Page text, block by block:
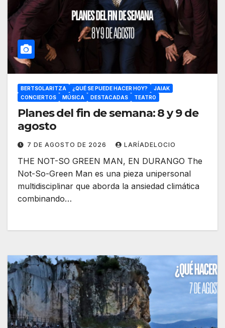
BERTSOLARITZA ¿QUÉ SE PUEDE HACER HOY?
JAIAK
CONCIERTOS
MÚSICA DESTACADAS TEATRO
Planes del fin de semana: 8 y 9 de
agosto
7 DE AGOSTO DE 2026 LARÍADELOCIO
THE NOT-SO GREEN MAN, EN DURANGO The
Not-So-Green Man es una pieza unipersonal
multidisciplinar que aborda la ansiedad climática
combinando…